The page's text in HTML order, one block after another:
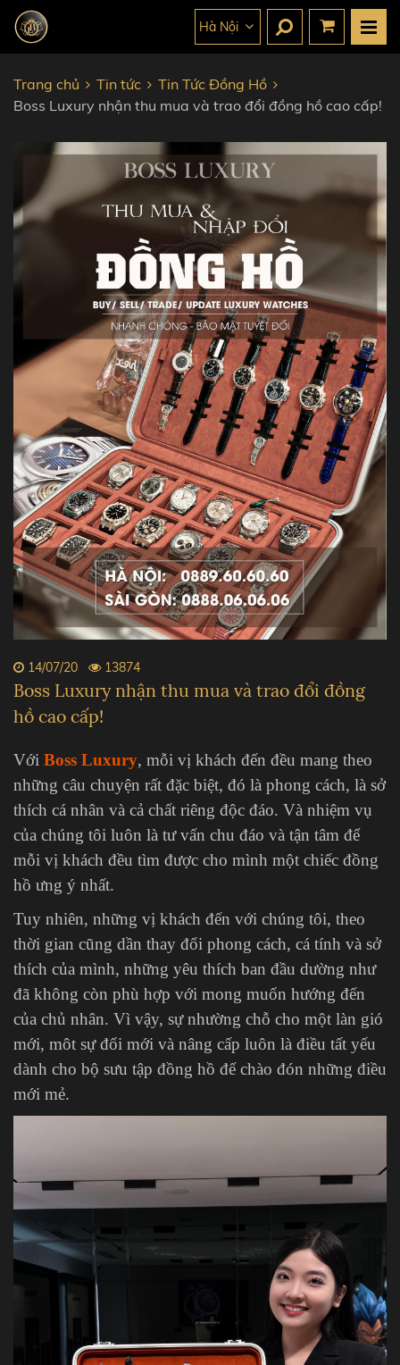
Hà Nội
Trang chủ Tin tức
Tin Tức Đồng Hồ
Boss Luxury nhận thu mua và trao đổi đồng hồ cao cấp!
14/07/20 13874
Boss Luxury nhận thu mua và trao đổi đồng
hồ cao cấp!
Với Boss Luxury, mỗi vị khách đến đều mang theo
những câu chuyện rất đặc biệt, đó là phong cách, là sở
thích cá nhân và cả chất riêng độc đáo. Và nhiệm vụ
của chúng tôi luôn là tư vấn chu đáo và tận tâm để
mỗi vị khách đều tìm được cho mình một chiếc đồng
hồ ưng ý nhất.
Tuy nhiên, những vị khách đến với chúng tôi, theo
thời gian cũng dần thay đổi phong cách, cá tính và sở
thích của mình, những yêu thích ban đầu dường như
đã không còn phù hợp với mong muốn hướng đến
của chủ nhân. Vì vậy, sự nhường chỗ cho một làn gió
mới, môt sự đổi mới và nâng cấp luôn là điều tất yếu
dành cho bộ sưu tập đồng hồ để chào đón những điều
mới mẻ.